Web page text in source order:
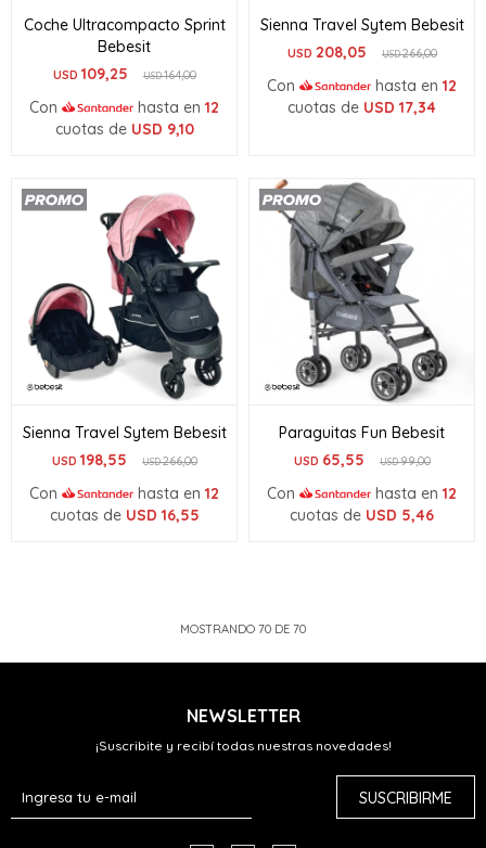
Coche Ultracompacto Sprint
Bebesit
USD 109,25 USD164,00
Con hasta en 12
cuotas de USD 9,10
Sienna Travel Sytem Bebesit
USD 208,05 USD266,00
Con hasta en 12
cuotas de USD 17,34
Sienna Travel Sytem Bebesit
USD 198,55 USD266,00
Con hasta en 12
cuotas de USD 16,55
Paraguitas Fun Bebesit
USD 65,55 USD99,00
Con hasta en 12
cuotas de USD 5,46
MOSTRANDO 70 DE 70
NEWSLETTER
¡Suscribite y recibí todas nuestras novedades!
SUSCRIBIRME